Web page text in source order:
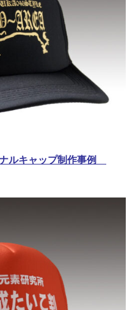
ルキャップ制作事例